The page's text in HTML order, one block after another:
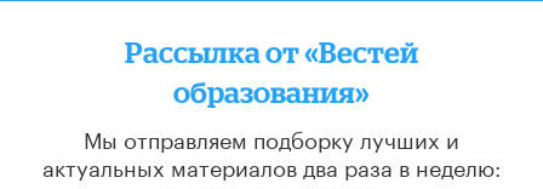
Рассылка от «Вестей
образования»
Мы отправляем подборку лучших и
актуальных материалов два раза в неделю: